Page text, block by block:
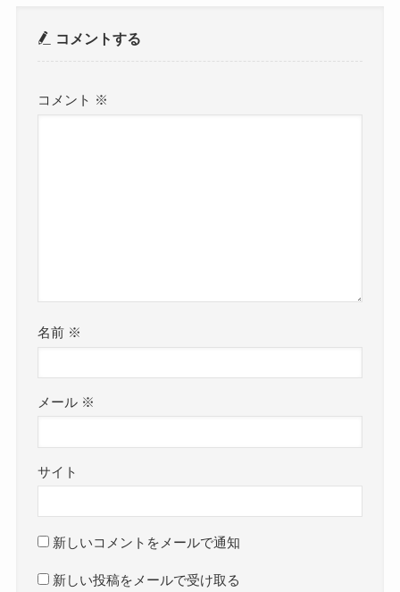
コメントする
コメント ※
名前 ※
メール ※
サイト
新しいコメントをメールで通知
新しい投稿をメールで受け取る